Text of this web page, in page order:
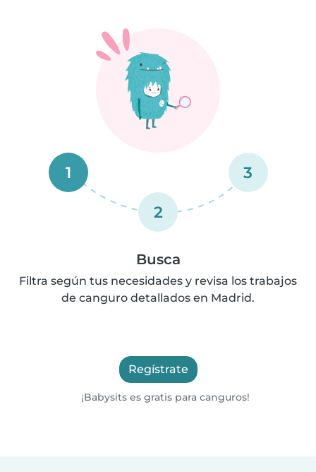
1
2
3
Busca
Filtra según tus necesidades y revisa los trabajos
de canguro detallados en Madrid.
Regístrate
¡Babysits es gratis para canguros!